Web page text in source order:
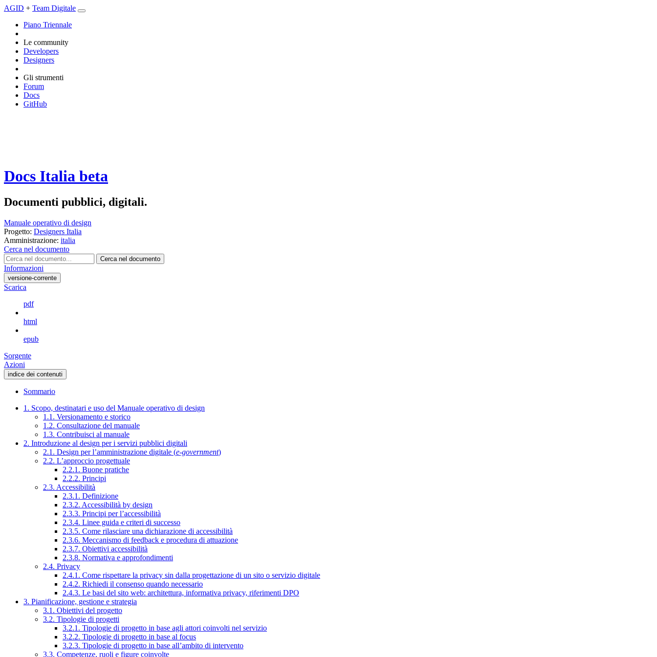
AGID + Team Digitale
Piano Triennale
Le community
Developers
Designers
Gli strumenti
Forum
Docs
GitHub
Docs Italia beta
Documenti pubblici, digitali.
Manuale operativo di design
Progetto: Designers Italia
Amministrazione: italia
Cerca nel documento
Cerca nel documento
Informazioni
versione-corrente
Scarica
pdf
html
epub
Sorgente
Azioni
indice dei contenuti
Sommario
1. Scopo, destinatari e uso del Manuale operativo di design
1.1. Versionamento e storico
1.2. Consultazione del manuale
1.3. Contribuisci al manuale
2. Introduzione al design per i servizi pubblici digitali
2.1. Design per l’amministrazione digitale (e-government)
2.2. L’approccio progettuale
2.2.1. Buone pratiche
2.2.2. Principi
2.3. Accessibilità
2.3.1. Definizione
2.3.2. Accessibilità by design
2.3.3. Principi per l’accessibilità
2.3.4. Linee guida e criteri di successo
2.3.5. Come rilasciare una dichiarazione di accessibilità
2.3.6. Meccanismo di feedback e procedura di attuazione
2.3.7. Obiettivi accessibilità
2.3.8. Normativa e approfondimenti
2.4. Privacy
2.4.1. Come rispettare la privacy sin dalla progettazione di un sito o servizio digitale
2.4.2. Richiedi il consenso quando necessario
2.4.3. Le basi del sito web: architettura, informativa privacy, riferimenti DPO
3. Pianificazione, gestione e strategia
3.1. Obiettivi del progetto
3.2. Tipologie di progetti
3.2.1. Tipologie di progetto in base agli attori coinvolti nel servizio
3.2.2. Tipologie di progetto in base al focus
3.2.3. Tipologie di progetto in base all’ambito di intervento
3.3. Competenze, ruoli e figure coinvolte